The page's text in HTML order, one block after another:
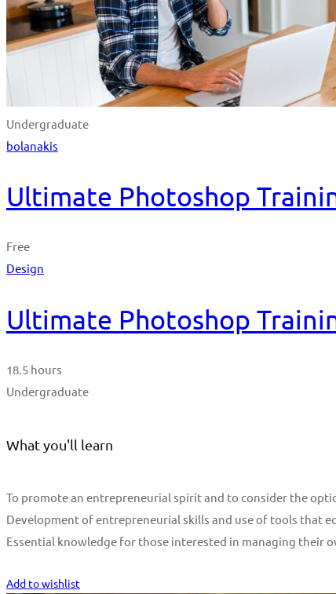
Undergraduate
bolanakis
Ultimate Photoshop
Free
Design
Ultimate Photoshop
18.5 hours
Undergraduate
What you'll learn
To promote an entrepreneurial spirit and to consider the
Development of entrepreneurial skills and use of tools that
Essential knowledge for those interested in managing their
Add to wishlist